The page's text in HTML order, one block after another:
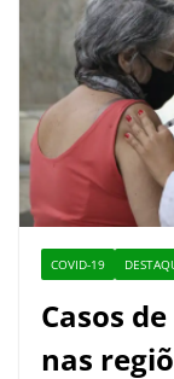
COVID-19
Casos
nas